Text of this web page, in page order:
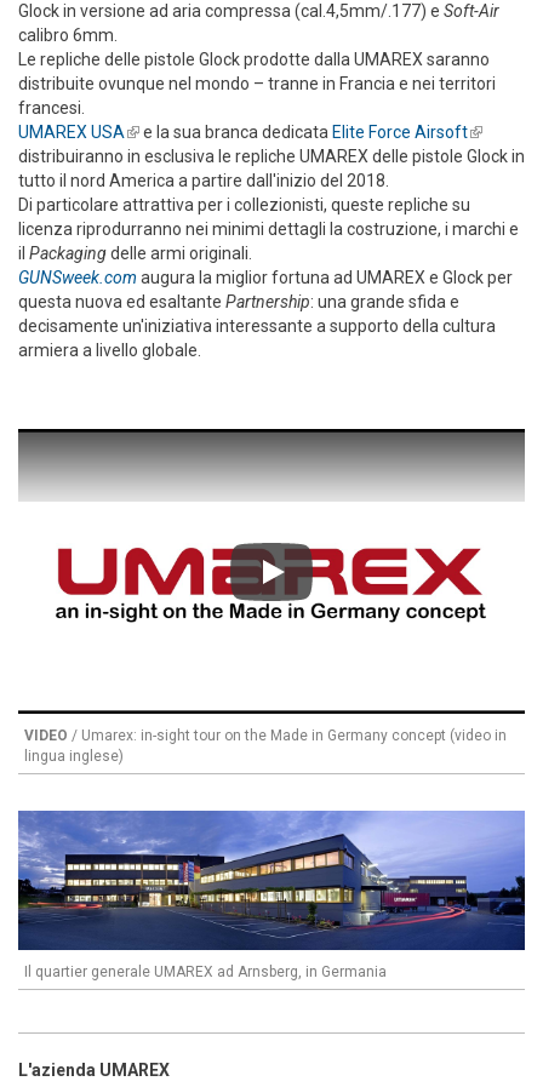
Glock in versione ad aria compressa (cal.4,5mm/.177) e Soft-Air
calibro 6mm.
Le repliche delle pistole Glock prodotte dalla UMAREX saranno
distribuite ovunque nel mondo – tranne in Francia e nei territori
francesi.
UMAREX USA(link is external)
e la sua branca dedicata Elite Force Airsoft(link is
external)
distribuiranno in esclusiva le repliche UMAREX delle pistole Glock in
tutto il nord America a partire dall'inizio del 2018.
Di particolare attrattiva per i collezionisti, queste repliche su
licenza riprodurranno nei minimi dettagli la costruzione, i marchi e
il Packagingdelle armi originali.
GUNSweek.com augura la miglior fortuna ad UMAREX e Glock per
questa nuova ed esaltante Partnership: una grande sfida e
decisamente un'iniziativa interessante a supporto della cultura
armiera a livello globale.
Play
VIDEO / Umarex: in-sight tour on the Made in Germany concept (video in
lingua inglese)
Il quartier generale UMAREX ad Arnsberg, in Germania
L'azienda UMAREX